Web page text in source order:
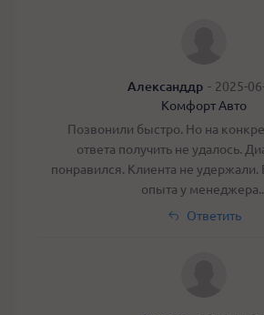
Александдр - 2025-
Комфорт Авто
Позвонили быстро. Но на
ответа получить не удалось.
понравился. Клиента не
опыта у
Ответить